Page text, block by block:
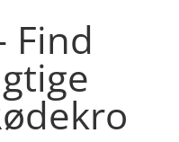
Find